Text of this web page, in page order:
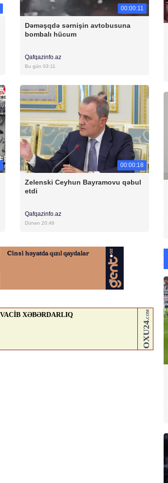
00:00:11
Dəməşqdə sərnişin avtobusuna
bombalı hücum
Qafqazinfo.az
Bu gün 03:11
00:00:18
Zelenski Ceyhun Bayramovu qəbul
etdi
Qafqazinfo.az
Dünən 20:46